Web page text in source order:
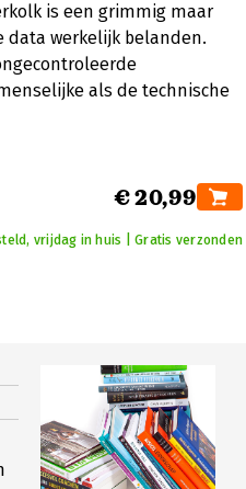
is een grimmig maar
data werkelijk belanden.
als de technische
€ 20,99
vrijdag in huis | Gratis verzonden